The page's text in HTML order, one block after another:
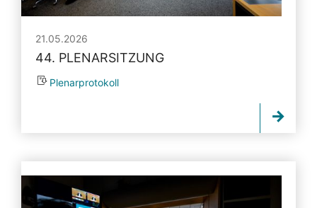
21.05.2026
44. PLENARSITZUNG
Plenarprotokoll